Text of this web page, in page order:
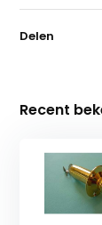
Delen
Recent